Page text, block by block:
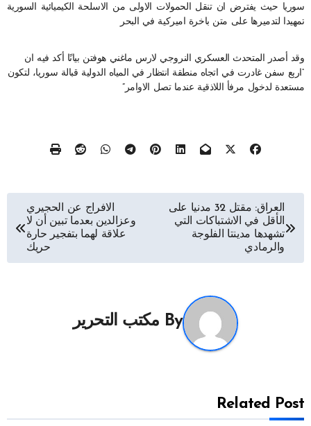
سوريا حيث يفترض ان تنقل الحمولات الاولى من الاسلحة الكيميائية السورية
تمهيدا لتدميرها على متن باخرة اميركية في البحر
وقد أصدر المتحدث العسكري النروجي لارس ماغني هوفتن بيانًا أكد فيه ان
“اربع سفن غادرت في اتجاه منطقة انتظار في المياه الدولية قبالة سوريا، لتكون
مستعدة لدخول مرفأ اللاذقية عندما تصل الاوامر”
تصفّح
المقالات
العراق: مقتل 32 مدنيا على
الأقل في الاشتباكات التي
تشهدها مدينتا الفلوجة
والرمادي
الافراج عن الحجيري
وعزالدين بعدما تبين أن لا
علاقة لهما بتفجير حارة
حريك
By مكتب التحرير
Related Post